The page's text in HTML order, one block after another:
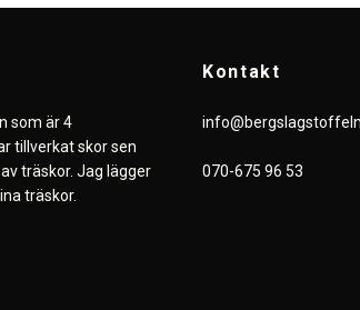
som är 4
tillverkat skor sen
träskor. Jag lägger
träskor.
Kontakt
070-675 96 53